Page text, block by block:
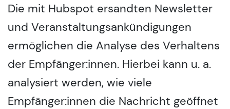
Die mit Hubspot ersandten Newsletter
und Veranstaltungsankündigungen
ermöglichen die Analyse des Verhaltens
der Empfänger:innen. Hierbei kann u. a.
analysiert werden, wie viele
Empfänger:innen die Nachricht geöffnet